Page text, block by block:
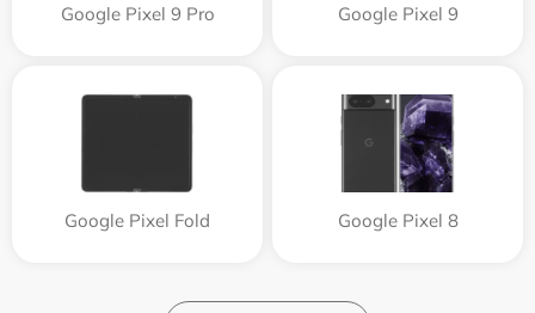
Google Pixel 9 Pro Google Pixel 9
Google Pixel Fold Google Pixel 8